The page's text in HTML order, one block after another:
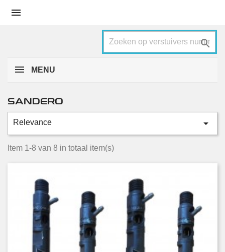


MENU
1.5 dCi 8
Nieuw 4
SANDERO
Relevance 
Item 1-8 van 8 in totaal item(s)